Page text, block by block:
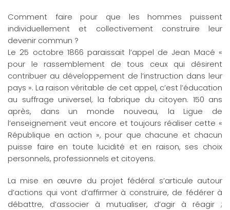
Comment faire pour que les hommes puissent
individuellement et collectivement construire leur
devenir commun ?
Le 25 octobre 1866 paraissait l’appel de Jean Macé «
pour le rassemblement de tous ceux qui désirent
contribuer au développement de l’instruction dans leur
pays ». La raison véritable de cet appel, c’est l’éducation
au suffrage universel, la fabrique du citoyen. 150 ans
après, dans un monde nouveau, la Ligue de
l’enseignement veut encore et toujours réaliser cette «
République en action », pour que chacune et chacun
puisse faire en toute lucidité et en raison, ses choix
personnels, professionnels et citoyens.
La mise en œuvre du projet fédéral s’articule autour
d’actions qui vont d’affirmer à construire, de fédérer à
débattre, d’associer à mutualiser, d’agir à réagir ;